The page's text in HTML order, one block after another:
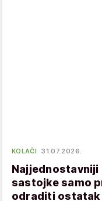
KOLAČI 31.07.2026.
Najjednostavniji
sastojke samo
odraditi ostatak